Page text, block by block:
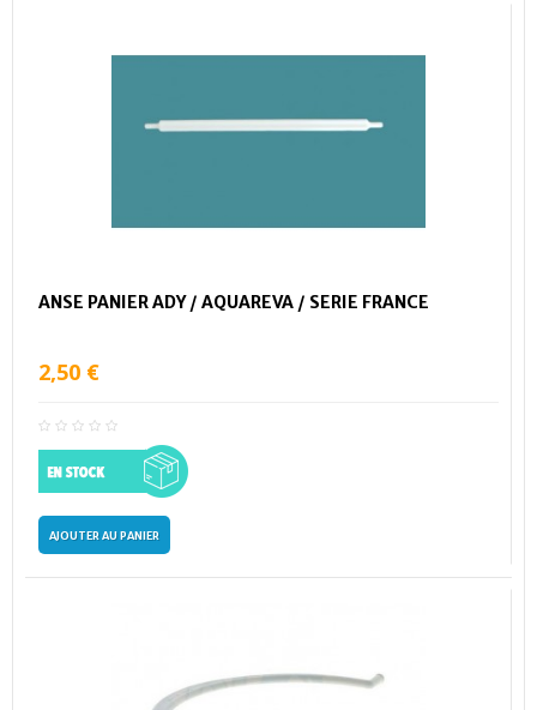
ANSE PANIER ADY / AQUAREVA / SERIE FRANCE
2,50 €
AJOUTER AU PANIER